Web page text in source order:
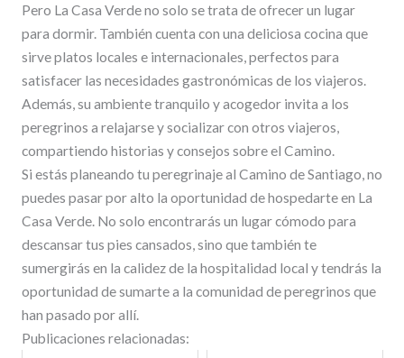
Pero La Casa Verde no solo se trata de ofrecer un lugar
para dormir. También cuenta con una deliciosa cocina que
sirve platos locales e internacionales, perfectos para
satisfacer las necesidades gastronómicas de los viajeros.
Además, su ambiente tranquilo y acogedor invita a los
peregrinos a relajarse y socializar con otros viajeros,
compartiendo historias y consejos sobre el Camino.
Si estás planeando tu peregrinaje al Camino de Santiago, no
puedes pasar por alto la oportunidad de hospedarte en La
Casa Verde. No solo encontrarás un lugar cómodo para
descansar tus pies cansados, sino que también te
sumergirás en la calidez de la hospitalidad local y tendrás la
oportunidad de sumarte a la comunidad de peregrinos que
han pasado por allí.
Publicaciones relacionadas: